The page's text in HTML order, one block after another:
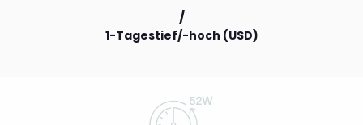
/
1-Tagestief/-hoch (USD)